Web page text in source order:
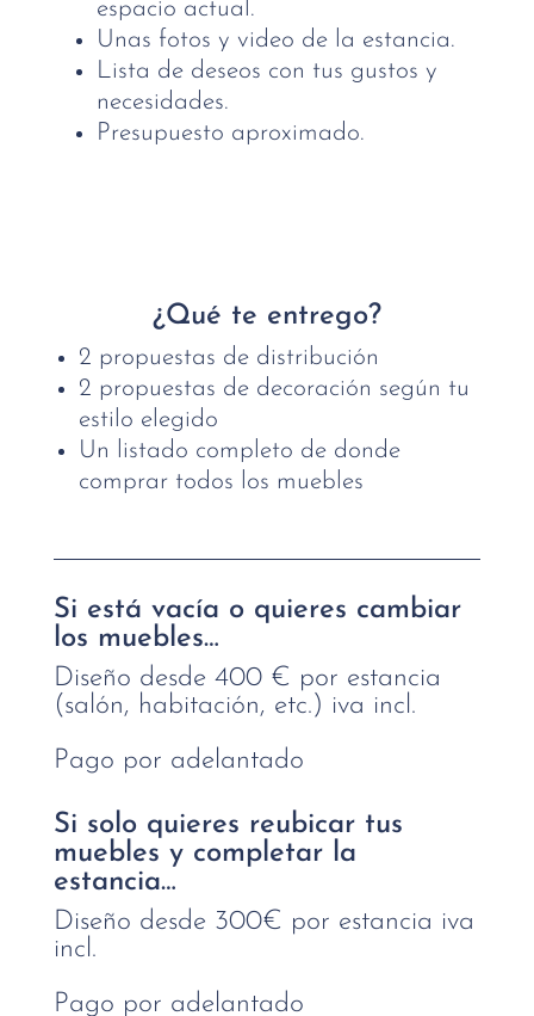
espacio actual.
Unas fotos y video de la estancia.
Lista de deseos con tus gustos y
necesidades.
Presupuesto aproximado.
¿Qué te entrego?
2 propuestas de distribución
2 propuestas de decoración según tu
estilo elegido
Un listado completo de donde
comprar todos los muebles
Si está vacía o quieres cambiar
los muebles…
Diseño desde 400 € por estancia
(salón, habitación, etc.) iva incl.
Pago por adelantado
Si solo quieres reubicar tus
muebles y completar la
estancia…
Diseño desde 300€ por estancia iva
incl.
Pago por adelantado